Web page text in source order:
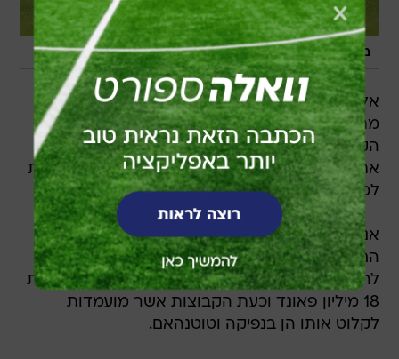
בדרך החוצה. אנדרסון מול טורה /
GettyImages, Ian Walton
אלכס פרגוסון, המנג'ר הסקוטי של מנצ'סטר יונייטד
מתכנן למכור את הקשר הברזילאי שלו, אנדרסון.
הקשר, שהגיע לקבוצה ב-2007, לא מצליח למצוא
את מקומו בקבוצה והפציעות התכופות שלו, גורמות
למנג'ר שלו לאבד את סבלנותו ולחפש לו קבוצה.
אנדרסון רשם רק 10 הופעות בפרמיירליג בעונה
החולפת, כאשר פציעות חוזרות ונשנות גרמו לו
להחסיר המון משחקים. הקשר הגיע לאנגליה תמורת
18 מיליון פאונד וכעת הקבוצות אשר מועמדות
לקלוט אותו הן בנפיקה וטוטנהאם.